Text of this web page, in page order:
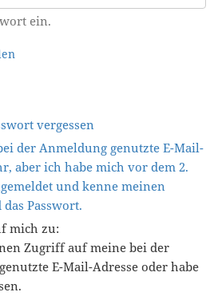
ein.
vergessen
der Anmeldung genutzte E-Mail-
aber ich habe mich vor dem 2.
und kenne meinen
Passwort.
mich zu:
Zugriff auf meine bei der
E-Mail-Adresse oder habe